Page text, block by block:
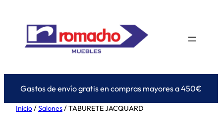
contenido
Gastos de envío gratis en compras mayores a 450€
Inicio/Salones/ TABURETE JACQUARD